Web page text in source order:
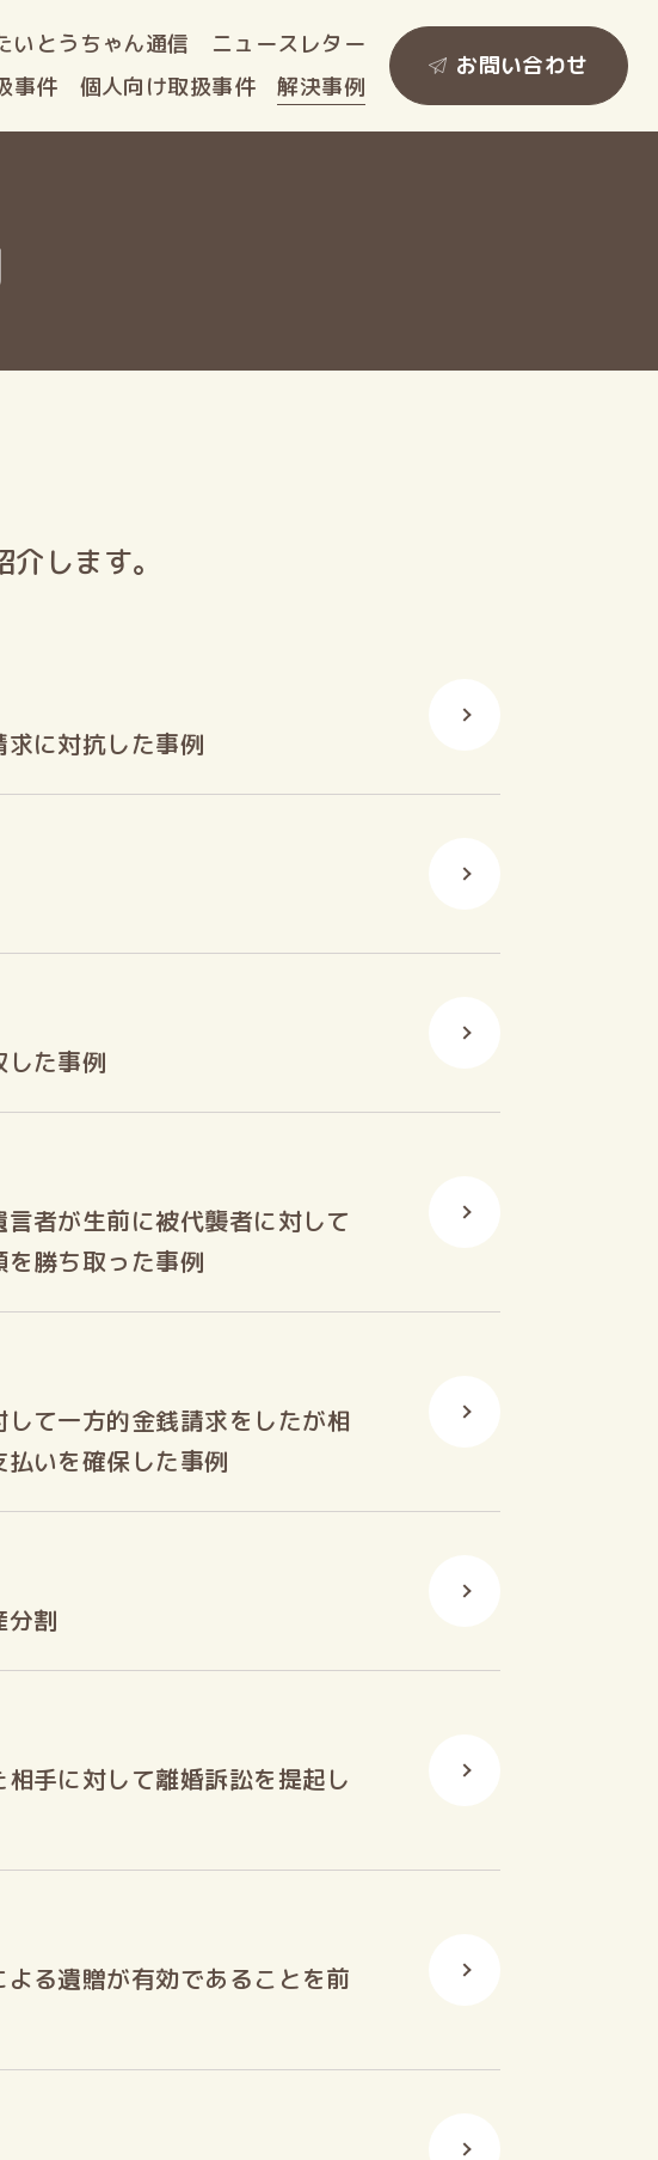
事件 個人向け取扱事件 解決事例
いとうちゃん通信 ニュース レター
お問い合わせ
します。
に対抗した事例
た事例
者が生前に被代襲者に対して
勝ち取った事例
て一方的金銭請求をしたが相
いを確保した事例
分割
手に対して離婚訴訟を提起し
る遺贈が有効であることを前